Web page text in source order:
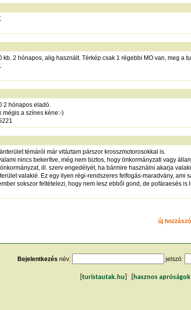
kb. 2 hónapos, alig használt. Térkép csak 1 régebbi MO van, meg
2 hónapos eladó.
mégis a színes kéne:-)
témáról már vitáztam párszor krosszmotorosokkal is.
nincs bekerítve, még nem biztos, hogy önkormányzati vagy
ill. szerv engedélyét, ha bármire használni akarja
valakié. Ez egy ilyen régi-rendszeres felfogás-maradvány,
sokszor feltételezi, hogy nem lesz ebből gond, de pofáraesés is
új
Bejelentkezés név: jelszó:
turistautak.hu hasznos apróságok